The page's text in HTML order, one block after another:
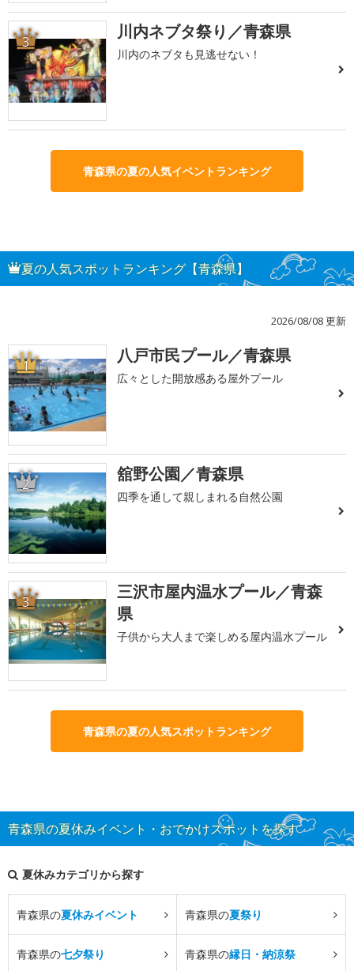
3 川内ネブタ祭り／青森県
川内のネブタも見逃せない！
青森県の夏の人気イベントランキング
夏の人気スポットランキング【青森県】
2026/08/08 更新
1 八戸市民プール／青森県
広々とした開放感ある屋外プール
2 舘野公園／青森県
四季を通して親しまれる自然公園
3
三沢市屋内温水プール／青森
県
子供から大人まで楽しめる屋内温水プール
青森県の夏の人気スポットランキング
青森県の夏休みイベント・おでかけスポットを探す
夏休みカテゴリから探す
青森県の夏休みイベント 青森県の夏祭り
青森県の七夕祭り 青森県の縁日・納涼祭